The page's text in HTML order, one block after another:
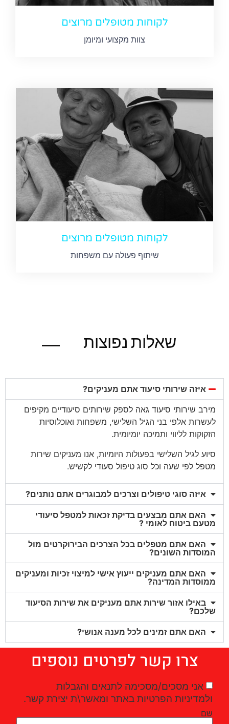
לקוחות מטופלים מרוצים
שיתוף פעולה עם משפחות
לקוחות מטופלים מרוצים
צוות מקצועי ומיומן
שאלות נפוצות
איזה שירותי סיעוד אתם מעניקים?
מירב שירותי סיעוד גאה לספק שירותים סיעודיים מקיפים
לעשרות אלפי בני הגיל השלישי, משפחות ואוכלוסיות
הזקוקות לליווי ותמיכה יומיומית.
סיוע לגיל השלישי בפעולות היומיות, אנו מעניקים שירות
מטפל לפי שעה וכל סוג טיפול סעודי לקשיש.
איזה סוגי טיפולים וצרכים למבוגרים אתם נותנים?
האם אתם מבצעים בדיקת זכאות למטפל סיעודי
מטעם ביטוח לאומי ?
האם אתם מטפלים בכל הצרכים הבירוקרטים מול
המוסדות השונים?
האם אתם מעניקים ייעוץ אישי למיצוי זכיות ומעניקים
ממוסדות המדינה?
באילו אזור שירות אתם מעניקים את שירות הסיעוד
שלכם?
האם אתם זמינים לכל מענה אנושי?
צרו קשר לפרטים נוספים
אני מסכים/מסכימה לתנאים והגבלות
ולמדיניות הפרטיות באתר ומאשר\ת יצירת קשר.
שם